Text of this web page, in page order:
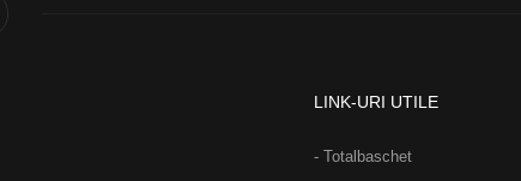
LINK-URI UTILE
- Totalbaschet